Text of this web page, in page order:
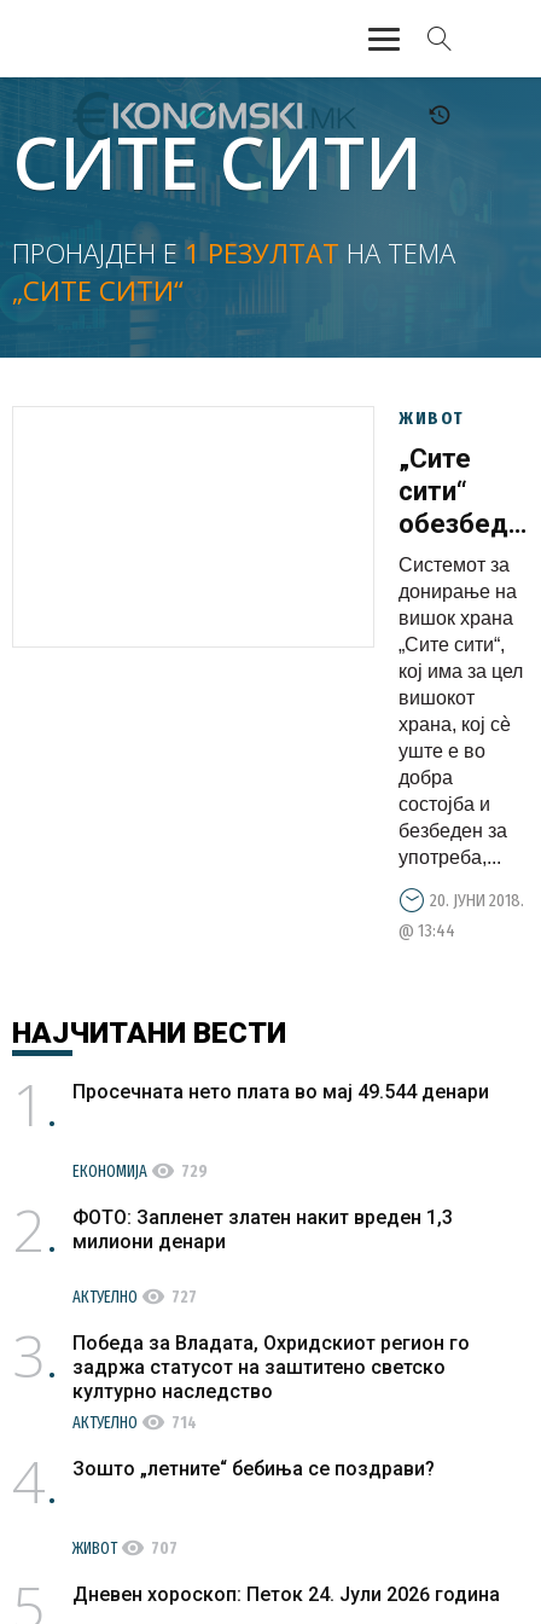
АКТУЕЛНО
ЕКОНОМИЈА
ФИНАНСИИ
БАНКАРСТВО
ЖИВОТ
СИТЕ СИТИ
ПРОНАЈДЕН Е1 РЕЗУЛТАТ НА ТЕМА
„СИТЕ СИТИ“
ЖИВОТ
„Сите
сити“
обезбеди
12.500
оброка за
социјално
загрозени
граѓани
Системот за
донирање на
вишок храна
„Сите сити“,
кој има за цел
вишокот
храна, кој сè
уште е во
добра
состојба и
безбеден за
употреба,...
20. ЈУНИ 2018.
@ 13:44
НАЈЧИТАНИ ВЕСТИ
1 Просечната нето плата во мај 49.544 денари
ЕКОНОМИЈА visibility 729
2
ФОТО: Запленет златен накит вреден 1,3
милиони денари
АКТУЕЛНО visibility 727
3
Победа за Владата, Охридскиот регион го
задржа статусот на заштитено светско
културно наследство
АКТУЕЛНО visibility 714
4 Зошто „летните“ бебиња се поздрави?
ЖИВОТvisibility 707
5 Дневен хороскоп: Петок 24. Јули 2026 година